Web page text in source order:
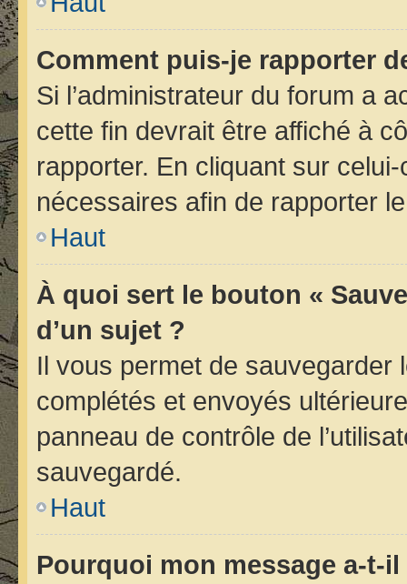
Comment puis-je rapporter
Si l’administrateur du forum a
cette fin devrait être affiché à
rapporter. En cliquant sur
nécessaires afin de rapporter
Haut
À quoi sert le bouton «
d’un sujet ?
Il vous permet de sauvegarder
complétés et envoyés
panneau de contrôle de
sauvegardé.
Haut
Pourquoi mon message a-t-